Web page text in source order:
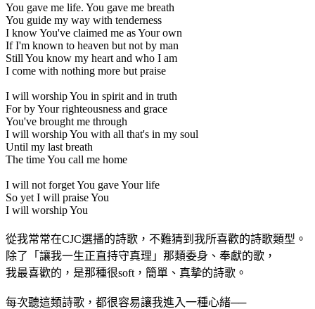
You gave me life. You gave me breath
You guide my way with tenderness
I know You've claimed me as Your own
If I'm known to heaven but not by man
Still You know my heart and who I am
I come with nothing more but praise
I will worship You in spirit and in truth
For by Your righteousness and grace
You've brought me through
I will worship You with all that's in my soul
Until my last breath
The time You call me home
I will not forget You gave Your life
So yet I will praise You
I will worship You
從我常常在CJC選播的詩歌，不難猜到我所喜歡的詩歌類型。
除了「讓我一生正直持守真理」那類委身、奉獻的歌，
我最喜歡的，是那種很soft，簡單、真摯的詩歌。
每次聽這類詩歌，都很容易讓我進入一種心緒──